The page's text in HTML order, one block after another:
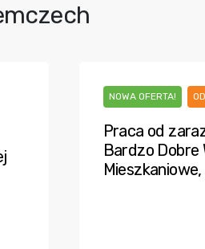
NOWA OFERTA!
Praca od
Bardzo Dobre